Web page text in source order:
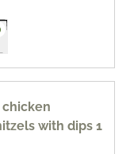
do košíku
chicken
with dips 1